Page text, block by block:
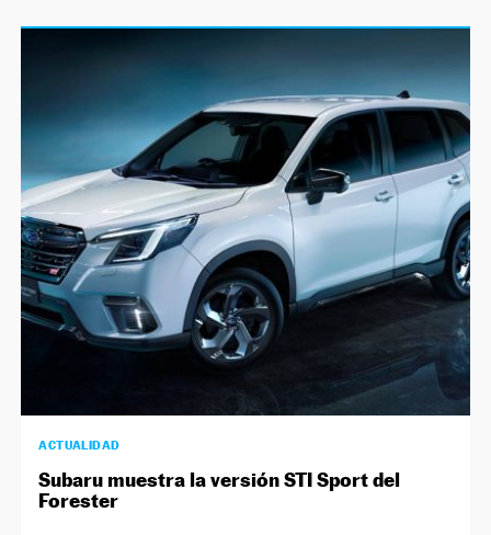
ACTUALIDAD
Subaru muestra la versión STI Sport del
Forester